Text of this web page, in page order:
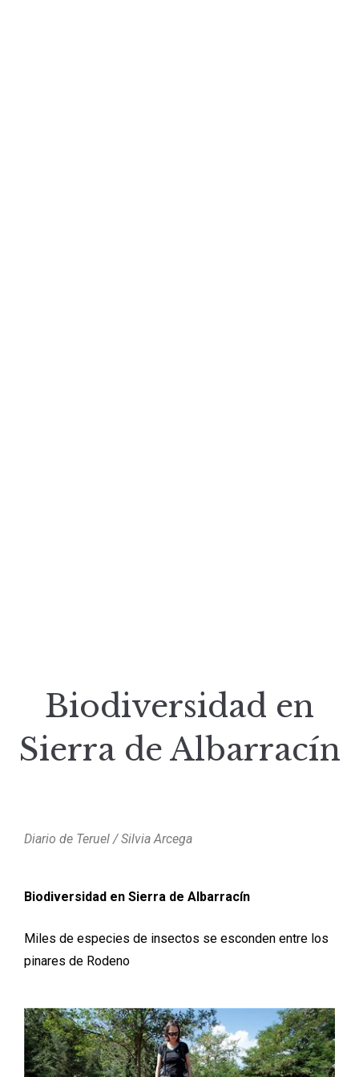
Biodiversidad en
Sierra de Albarracín
Diario de Teruel / Silvia Arcega
Biodiversidad en Sierra de Albarracín
Miles de especies de insectos se esconden entre los
pinares de Rodeno